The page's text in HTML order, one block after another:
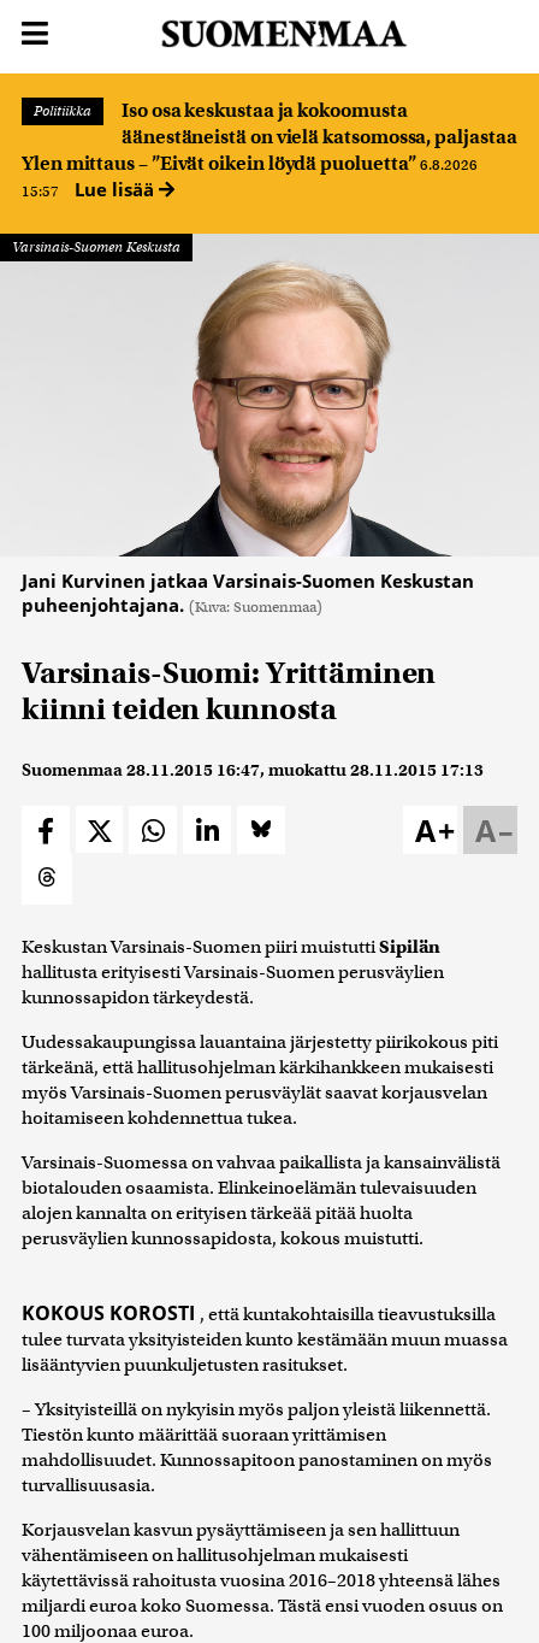
Politiikka
Iso osa keskustaa ja kokoomusta
äänestäneistä on vielä katsomossa, paljastaa
Ylen mittaus – ”Eivät oikein löydä puoluetta” 6.8.2026
15:57
Lue lisää
Varsinais-Suomen Keskusta
Jani Kurvinen jatkaa Varsinais-Suomen Keskustan
puheenjohtajana. (Kuva: Suomenmaa)
Varsinais-Suomi: Yrittäminen
kiinni teiden kunnosta
Suomenmaa28.11.2015 16:47, muokattu28.11.2015 17:13
A–
A+
Keskustan Varsinais-Suomen piiri muistuttiSipilän
hallitusta erityisesti Varsinais-Suomen perusväylien
kunnossapidon tärkeydestä.
Uudessakaupungissa lauantaina järjestetty piirikokous piti
tärkeänä, että hallitusohjelman kärkihankkeen mukaisesti
myös Varsinais-Suomen perusväylät saavat korjausvelan
hoitamiseen kohdennettua tukea.
Varsinais-Suomessa on vahvaa paikallista ja kansainvälistä
biotalouden osaamista. Elinkeinoelämän tulevaisuuden
alojen kannalta on erityisen tärkeää pitää huolta
perusväylien kunnossapidosta, kokous muistutti.
KOKOUS KOROSTI , että kuntakohtaisilla tieavustuksilla
tulee turvata yksityisteiden kunto kestämään muun muassa
lisääntyvien puunkuljetusten rasitukset.
– Yksityisteillä on nykyisin myös paljon yleistä liikennettä.
Tiestön kunto määrittää suoraan yrittämisen
mahdollisuudet. Kunnossapitoon panostaminen on myös
turvallisuusasia.
Korjausvelan kasvun pysäyttämiseen ja sen hallittuun
vähentämiseen on hallitusohjelman mukaisesti
käytettävissä rahoitusta vuosina 2016–2018 yhteensä lähes
miljardi euroa koko Suomessa. Tästä ensi vuoden osuus on
100 miljoonaa euroa.